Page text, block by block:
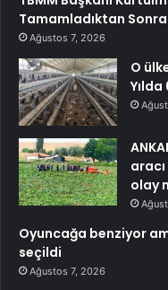
Tamamladıktan
Ağustos 7, 2026
O
olay
Oyuncağa benziyor
seçildi
Ağustos 7, 2026